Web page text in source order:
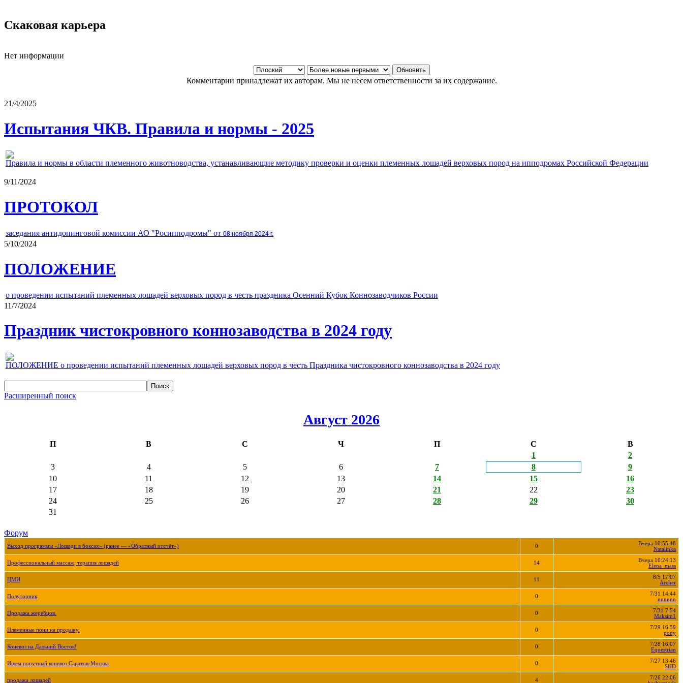
Скаковая карьера
Нет информации
Комментарии принадлежат их авторам. Мы не несем ответственности за их содержание.
21/4/2025
Испытания ЧКВ. Правила и нормы - 2025
Правила и нормы в области племенного животноводства, устанавливающие методику проверки и оценки племенных лошадей верховых пород на ипподромах Российской Федерации
9/11/2024
ПРОТОКОЛ
заседания антидопинговой комиссии АО "Росипподромы" от 08 ноября 2024 г.
5/10/2024
ПОЛОЖЕНИЕ
о проведении испытаний племенных лошадей верховых пород в честь праздника Осенний Кубок Коннозаводчиков России
11/7/2024
Праздник чистокровного коннозаводства в 2024 году
ПОЛОЖЕНИЕ о проведении испытаний племенных лошадей верховых пород в честь Праздника чистокровного коннозаводства в 2024 году
Расширенный поиск
Август 2026
П В С Ч П С
В
1
2
3
4 5 6 7 8
9
10
11 12 13 14 15
16
17
18 19 20 21 22
23
24
25 26 27 28 29
30
31
Форум
Выход программы «Лошади в боксах» (ранее — «Обратный отсчёт») 0
Вчера 10:55:48
Natalinka
Профессиональный массаж, терапия лошадей 14
Вчера 10:24:13
Elena_mass
ЦМИ 11
8/5 17:07
Archer
Полуторник 0
7/31 14:44
nnnnnn
Продажа жеребцов. 0
7/31 7:54
Maksim1
Племенные пони на продажу. 0
7/29 16:59
pony
Коневоз на Дальний Восток! 0
7/28 16:07
Equestrian
Ищем попутный коневоз Саратов-Москва 0
7/27 13:46
SHD
продажа лошадей 4
7/26 22:06